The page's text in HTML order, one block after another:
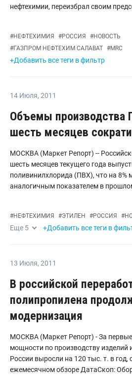
нефтехимии, переизбрал своим
#НЕФТЕХИМИЯ #РОССИЯ #НОВОСТЬ
#ГАЗПРОМ НЕФТЕХИМ САЛАВАТ #MRC
+Добавить все теги в фильтр
14 Июля, 2011
Объемы производства
шесть месяцев
МОСКВА (Маркет Репорт) --
шесть месяцев текущего года
поливинилхлорида (ПВХ), что на 8%
аналогичным показателем в
#НЕФТЕХИМИЯ #ЭТИЛЕН #РОССИЯ #
Еще 5 +Добавить все теги в
13 Июля, 2011
В российской
полипропилена
модернизация
МОСКВА (Маркет Репорт) - За
мощности по производству изделий
России выросли на 120 тыс. т. в год,
ежемесячном обзоре ДатаСкоп: